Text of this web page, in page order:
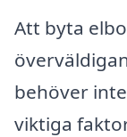
Att byta
behöver
viktiga